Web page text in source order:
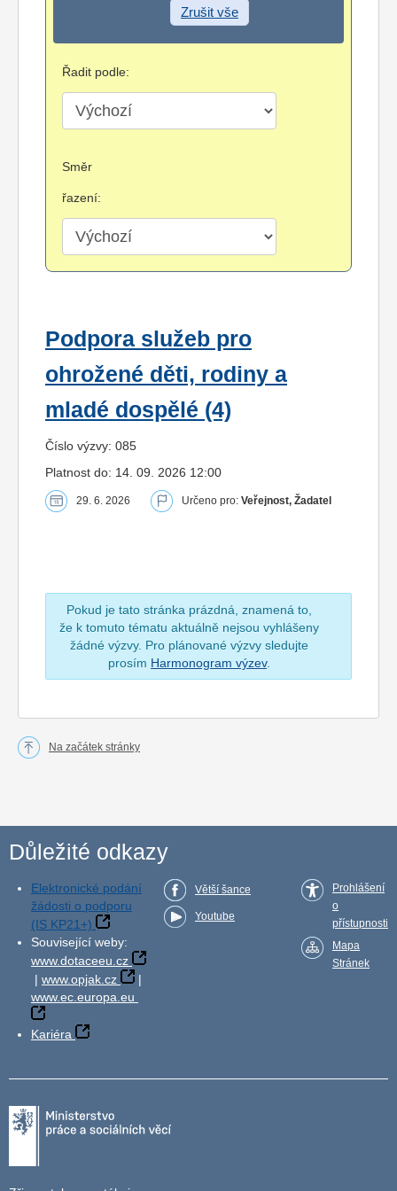
Zrušit vše
Řadit podle:
Směr
řazení:
Podpora služeb pro
ohrožené děti, rodiny a
mladé dospělé (4)
Číslo výzvy: 085
Platnost do: 14. 09. 2026 12:00
29. 6. 2026 Určeno pro: Veřejnost, Žadatel
Pokud je tato stránka prázdná, znamená to,
že k tomuto tématu aktuálně nejsou vyhlášeny
žádné výzvy. Pro plánované výzvy sledujte
prosím Harmonogram výzev.
Na začátek stránky
Důležité odkazy
Elektronické podání
žádosti o podporu
(IS KP21+)
Související weby:
www.dotaceeu.cz
| www.opjak.cz
|
www.ec.europa.eu
Kariéra
Větší šance
Youtube
Prohlášení
o
přístupnosti
Mapa
Stránek